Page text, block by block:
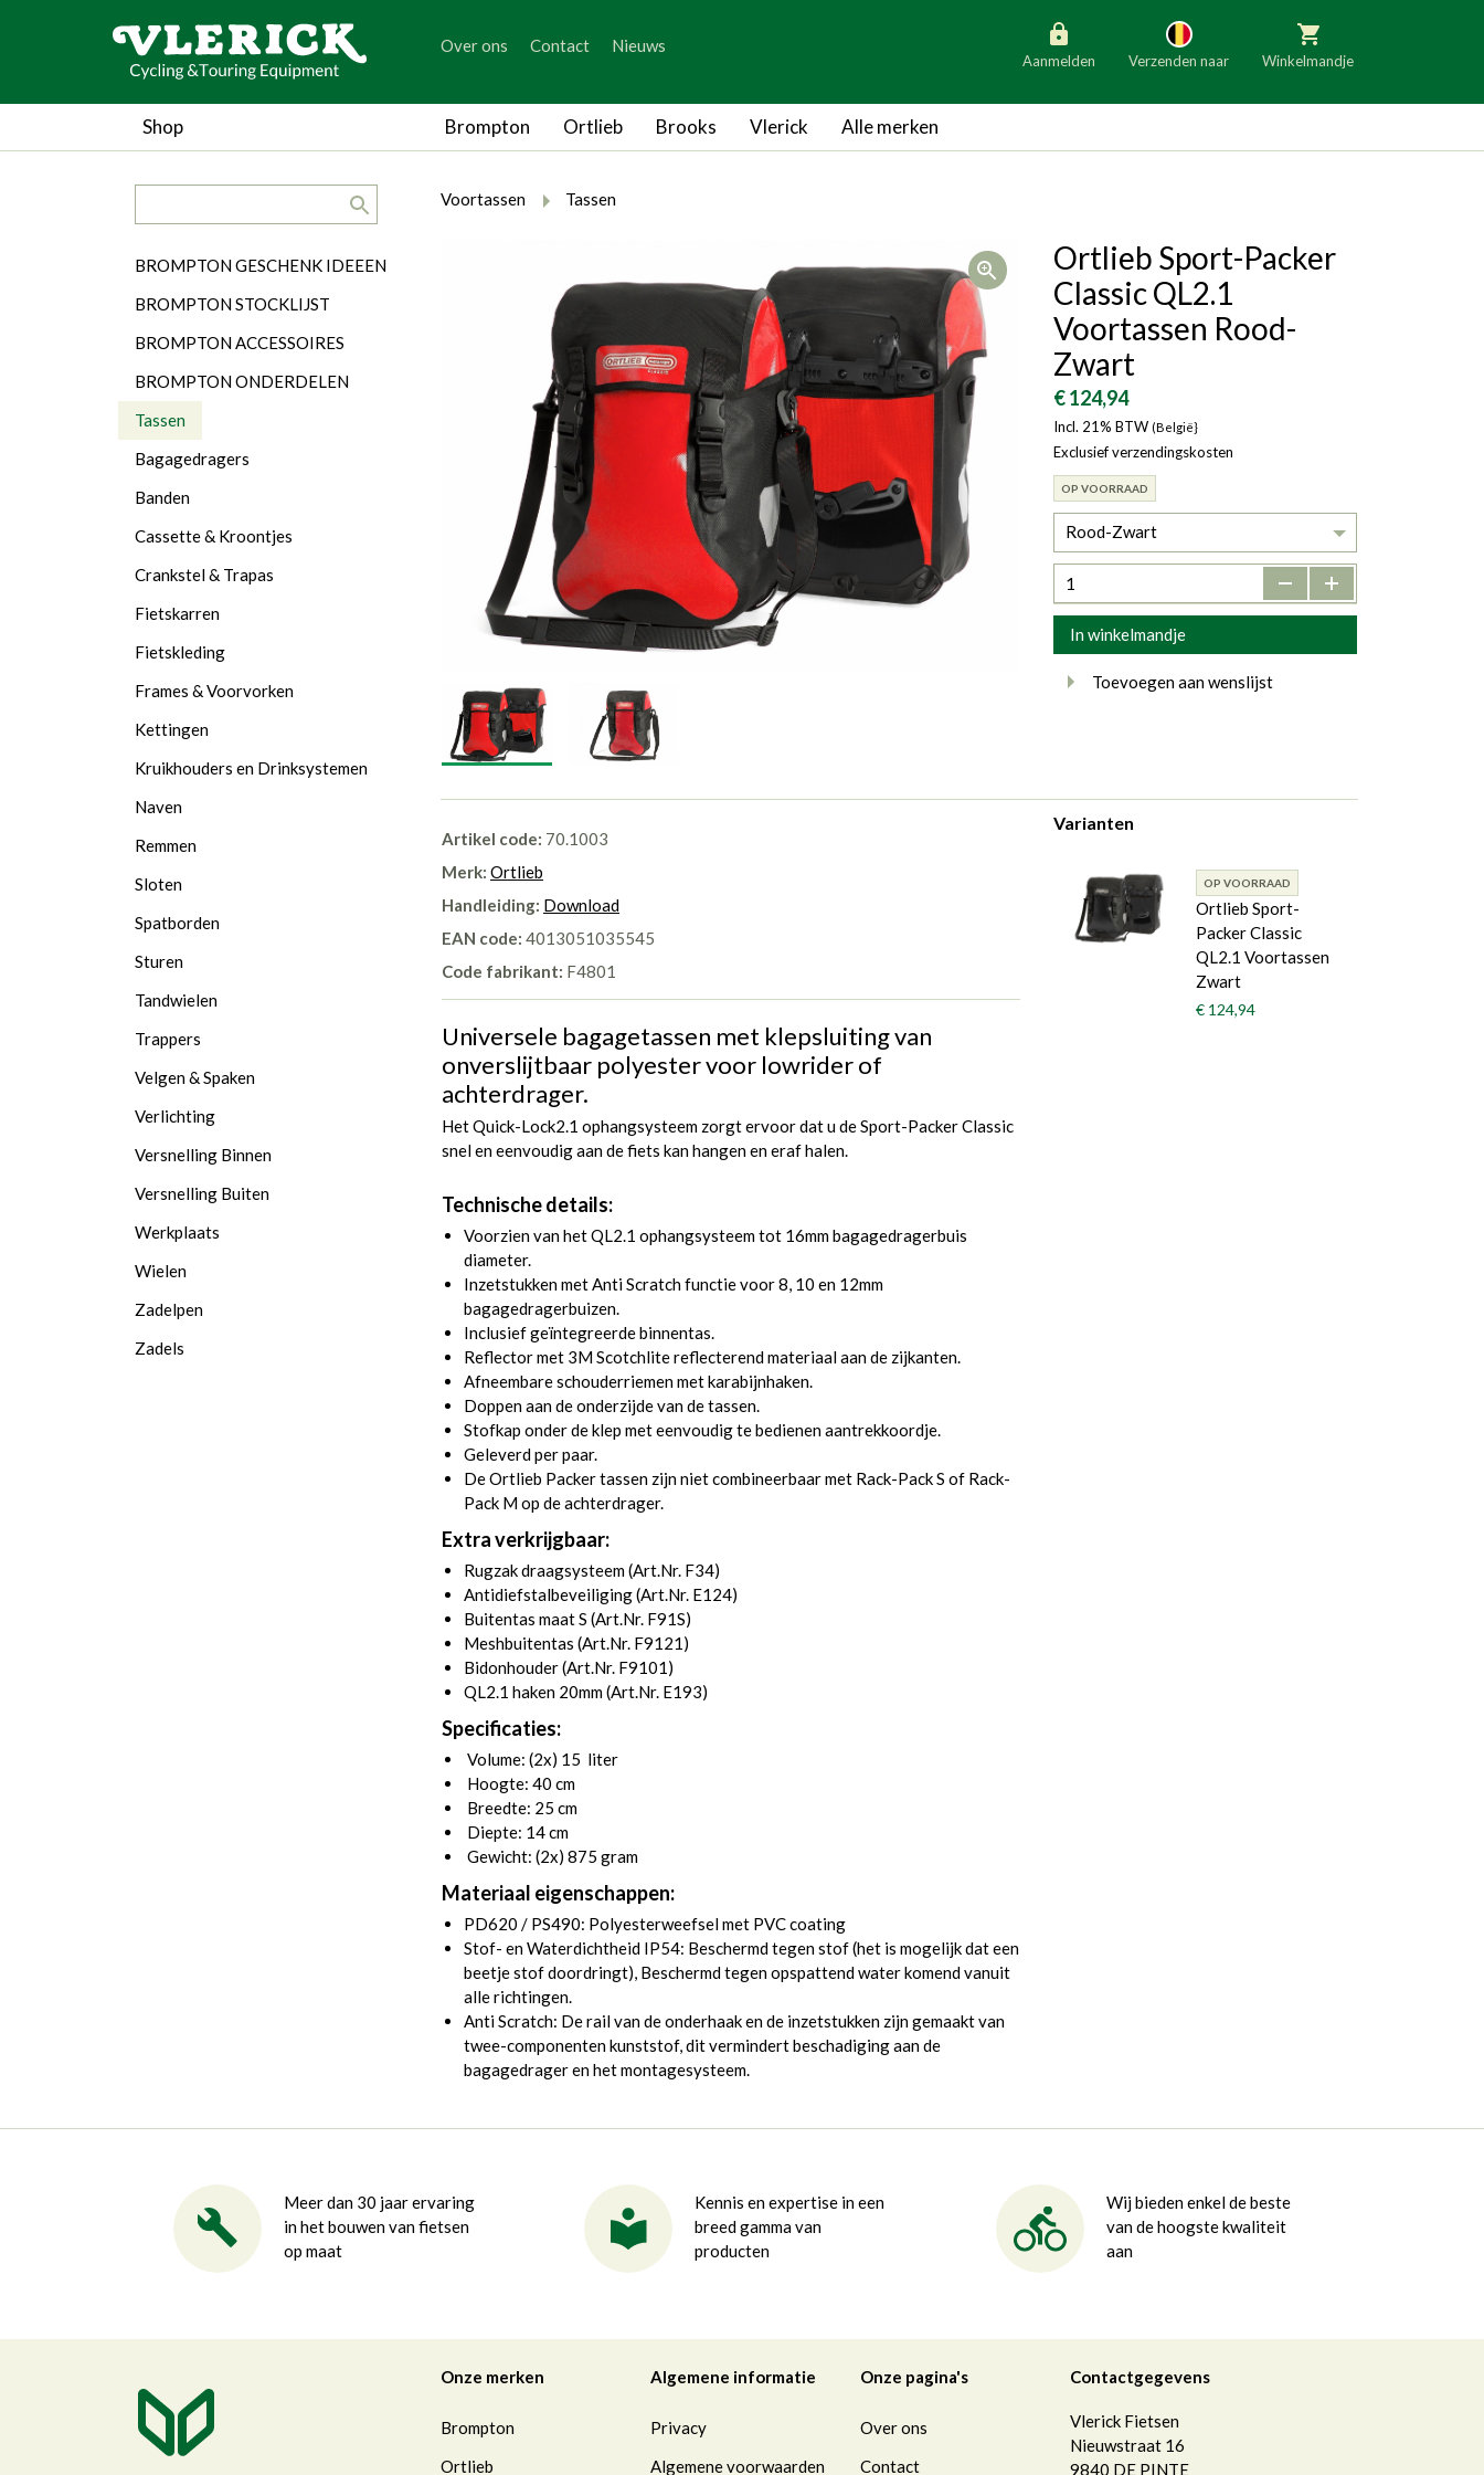
Aanmelden Verzenden naar
Slovenië Italië
Denemarken Finland
Bulgarije
Winkelmandje
generic_skip_language
Over ons Contact Nieuws
Shop Brompton Ortlieb Brooks Vlerick Alle merken
breadcrumb.here
breadcrumb.from
Voortassen breadcrumb.to
Tassen
Open
Ortlieb Sport-Packer
Classic QL2.1
Voortassen Rood-
Zwart
€ 124,94
Incl. 21% BTW (België}
Exclusief verzendingskosten
OP VOORRAAD
Rood-Zwart
- +
In winkelmandje
Toevoegen aan wenslijst
Artikel code: 70.1003
Merk: Ortlieb
Handleiding: Download
EAN code: 4013051035545
Code fabrikant: F4801
Universele bagagetassen met klepsluiting van
onverslijtbaar polyester voor lowrider of
achterdrager.
Het Quick-Lock2.1 ophangsysteem zorgt ervoor dat u de Sport-Packer Classic
snel en eenvoudig aan de fiets kan hangen en eraf halen.
Technische details:
Voorzien van het QL2.1 ophangsysteem tot 16mm bagagedragerbuis
diameter.
Inzetstukken met Anti Scratch functie voor 8, 10 en 12mm
bagagedragerbuizen.
Inclusief geïntegreerde binnentas.
Reflector met 3M Scotchlite reflecterend materiaal aan de zijkanten.
Afneembare schouderriemen met karabijnhaken.
Doppen aan de onderzijde van de tassen.
Stofkap onder de klep met eenvoudig te bedienen aantrekkoordje.
Geleverd per paar.
De Ortlieb Packer tassen zijn niet combineerbaar met Rack-Pack S of Rack-
Pack M op de achterdrager.
Extra verkrijgbaar:
Rugzak draagsysteem (Art.Nr. F34)
Antidiefstalbeveiliging (Art.Nr. E124)
Buitentas maat S (Art.Nr. F91S)
Meshbuitentas (Art.Nr. F9121)
Bidonhouder (Art.Nr. F9101)
QL2.1 haken 20mm (Art.Nr. E193)
Specificaties:
Volume: (2x) 15 liter
Hoogte: 40 cm
Breedte: 25 cm
Diepte: 14 cm
Gewicht: (2x) 875 gram
Materiaal eigenschappen:
PD620 / PS490: Polyesterweefsel met PVC coating
Stof- en Waterdichtheid IP54: Beschermd tegen stof (het is mogelijk dat een
beetje stof doordringt), Beschermd tegen opspattend water komend vanuit
alle richtingen.
Anti Scratch: De rail van de onderhaak en de inzetstukken zijn gemaakt van
twee-componenten kunststof, dit vermindert beschadiging aan de
bagagedrager en het montagesysteem.
Varianten
OP VOORRAAD
Ortlieb Sport-
Packer Classic
QL2.1 Voortassen
Zwart
€ 124,94
Categorieën
BROMPTON GESCHENK IDEEEN
BROMPTON STOCKLIJST
BROMPTON ACCESSOIRES
BROMPTON ONDERDELEN
Tassen
Bagagedragers
Banden
Cassette & Kroontjes
Crankstel & Trapas
Fietskarren
Fietskleding
Frames & Voorvorken
Kettingen
Kruikhouders en Drinksystemen
Naven
Remmen
Sloten
Spatborden
Sturen
Tandwielen
Trappers
Velgen & Spaken
Verlichting
Versnelling Binnen
Versnelling Buiten
Werkplaats
Wielen
Zadelpen
Zadels
Meer dan 30 jaar ervaring
in het bouwen van fietsen
op maat
Kennis en expertise in een
breed gamma van
producten
Wij bieden enkel de beste
van de hoogste kwaliteit
aan
Onze merken
Brompton
Ortlieb
Algemene informatie
Privacy
Algemene voorwaarden
Onze pagina's
Over ons
Contact
Contactgegevens
Vlerick Fietsen
Nieuwstraat 16
9840 DE PINTE